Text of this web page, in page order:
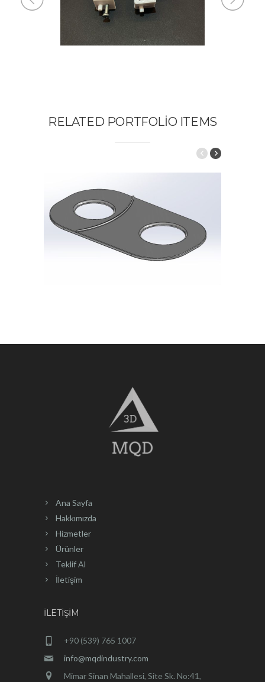
RELATED PORTFOLIO ITEMS
Ana Sayfa
Hakkımızda
Hizmetler
Ürünler
Teklif Al
İletişim
İLETIŞIM
+90 (539) 765 1007
info@mqdindustry.com
Mimar Sinan Mahallesi, Site Sk. No:41,